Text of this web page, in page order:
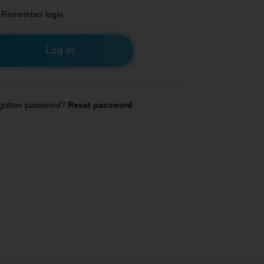
Remember login
password? Reset password